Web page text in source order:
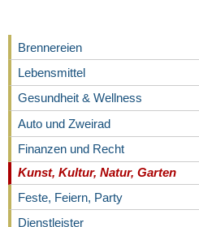
Brennereien
Lebensmittel
Gesundheit & Wellness
Auto und Zweirad
Finanzen und Recht
Kunst, Kultur, Natur, Garten
Feste, Feiern, Party
Dienstleister